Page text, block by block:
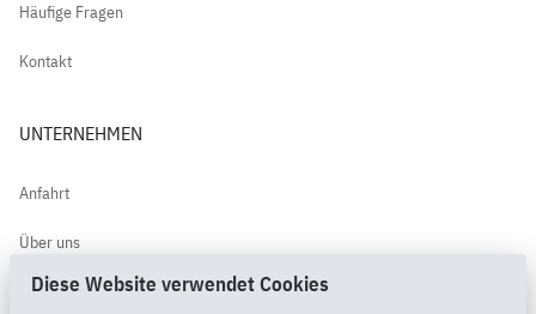
Häufige Fragen
Kontakt
UNTERNEHMEN
Anfahrt
Über uns
Kundenbewertungen
Diese Website verwendet Cookies